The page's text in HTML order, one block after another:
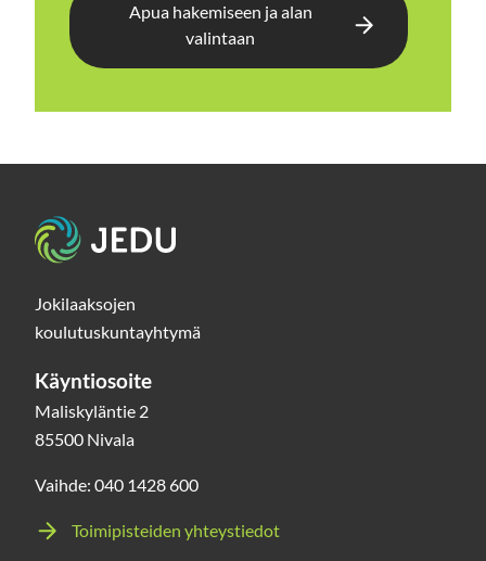
Apua hakemiseen ja alan
valintaan
Etusivu
Jokilaaksojen
koulutuskuntayhtymä
Käyntiosoite
Maliskyläntie 2
85500 Nivala
Vaihde: 040 1428 600
Toimipisteiden yhteystiedot